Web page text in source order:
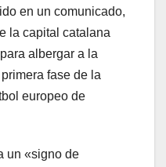
en un comunicado,
la capital catalana
albergar a la
fase de la
europeo de
un «signo de